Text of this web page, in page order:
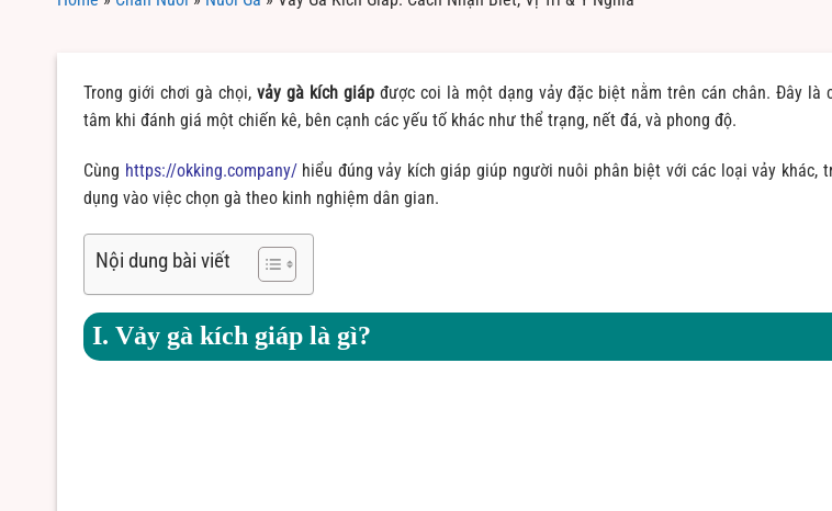
Trong giới chơi gà chọi, vảy gà kích giápđược coi là một dạng vảy đặc biệt nằm trên cán chân. Đây là
tâm khi đánh giá một chiến kê, bên cạnh các yếu tố khác như thể trạng, nết đá, và phong độ.
Cùng https://okking.company/hiểu đúng vảy kích giáp giúp người nuôi phân biệt với các loại vảy khác,
dụng vào việc chọn gà theo kinh nghiệm dân gian.
Nội dung bài viết
I. Vảy gà kích giáp là gì?